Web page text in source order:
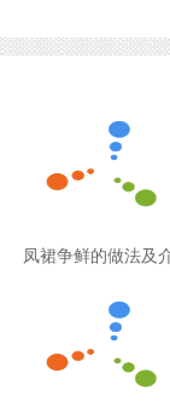
凤裙争鲜的做法及